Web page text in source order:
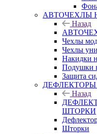
АВТОЧЕХЛЫ
Назад
Чехлы
Чехлы
Накидки
Подушки
Защита
Назад
ШТОРКИ
Шторки